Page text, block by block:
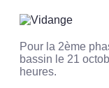
Pour la 2ème
bassin le 21
heures.